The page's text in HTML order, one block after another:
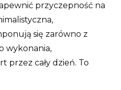
przyczepność na
się zarówno z
wykonania,
cały dzień. To